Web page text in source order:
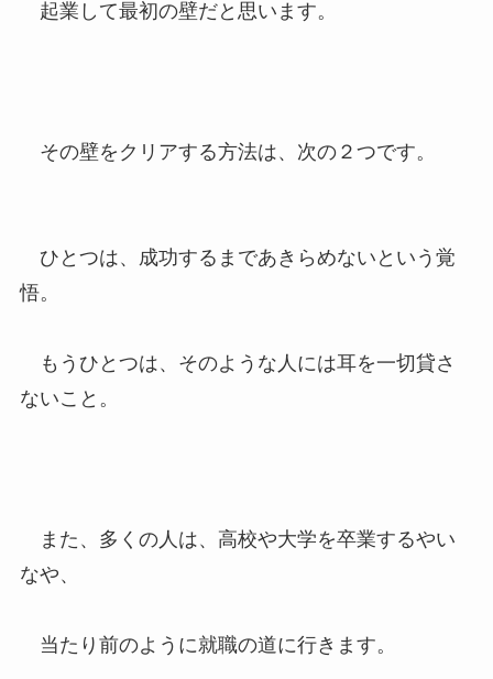
起業して最初の壁だと思います。
その壁をクリアする方法は、次の２つです。
ひとつは、成功するまであきらめないという覚
悟。
もうひとつは、そのような人には耳を一切貸さ
ないこと。
また、多くの人は、高校や大学を卒業するやい
なや、
当たり前のように就職の道に行きます。